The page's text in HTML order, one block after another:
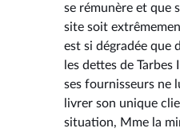
se rémunère et que
site soit
est si dégradée que
les dettes de Tarbes
ses fournisseurs ne
livrer son unique
situation, Mme la